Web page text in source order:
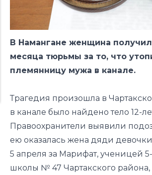
В Намангане женщина
месяца тюрьмы за то, что
племянницу мужа в канале.
Трагедия произошла в
в канале было найдено тело 12-
Правоохранители выявили
ею оказалась жена дяди
5 апреля за Марифат, ученицей 5-
школы № 47 Чартакского района,